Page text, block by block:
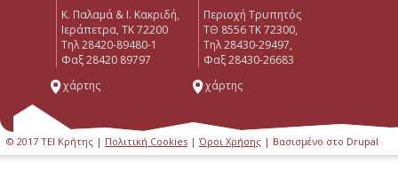
Κ. Παλαμά & Ι. Κακριδή,
Ιεράπετρα, ΤΚ 72200
Tηλ 28420-89480-1
Φαξ 28420 89797
χάρτης
Περιοχή Τρυπητός
ΤΘ 8556 ΤΚ 72300,
Τηλ 28430-29497,
Φαξ 28430-26683
χάρτης
© 2017 ΤΕΙ Κρήτης | Πολιτική Cookies | Όροι Χρήσης | Βασισμένο στο Drupal